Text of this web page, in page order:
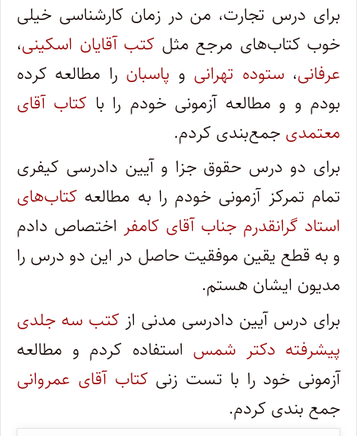
برای درس تجارت، من در زمان کارشناسی خیلی
خوب کتاب‌های مرجع مثل کتب آقایان اسکینی،
عرفانی،ستوده تهرانی و پاسبان را مطالعه کرده
بودم و و مطالعه آزمونی خودم را با کتاب آقای
معتمدی جمع‌بندی کردم.
برای دو درس حقوق جزا و آیین دادرسی کیفری
تمام تمرکز آزمونی خودم را به مطالعه کتاب‌های
استاد گرانقدرم جناب آقای کامفر اختصاص دادم
و به قطع یقین موفقیت حاصل در این دو درس را
مدیون ایشان هستم.
برای درس آیین دادرسی مدنی از کتب سه جلدی
پیشرفته دکتر شمس استفاده کردم و مطالعه
آزمونی خود را با تست زنیکتاب آقای عمروانی
جمع بندی کردم.